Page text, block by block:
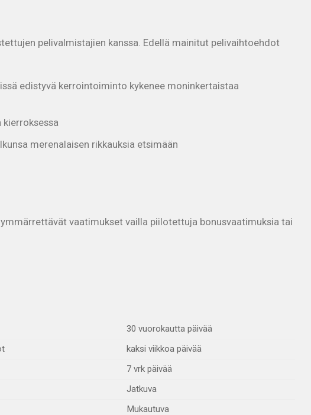
pelivalmistajien kanssa. Edellä mainitut pelivaihtoehdot
edistyvä kerrointoiminto kykenee moninkertaistaa
merenalaisen rikkauksia etsimään
vaatimukset vailla piilotettuja bonusvaatimuksia tai
30 vuorokautta päivää
kaksi viikkoa päivää
7 vrk päivää
Jatkuva
Mukautuva